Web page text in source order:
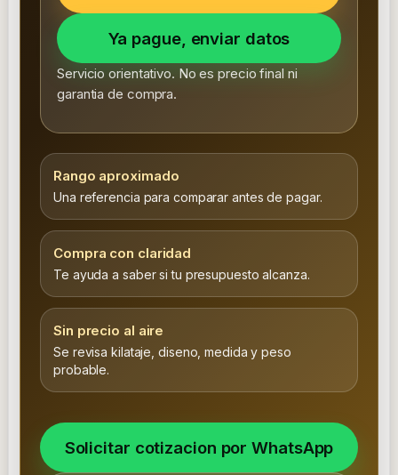
Ya pague, enviar datos
Servicio orientativo. No es precio final ni
garantia de compra.
Rango aproximado
Una referencia para comparar antes de pagar.
Compra con claridad
Te ayuda a saber si tu presupuesto alcanza.
Sin precio al aire
Se revisa kilataje, diseno, medida y peso
probable.
Solicitar cotizacion por WhatsApp